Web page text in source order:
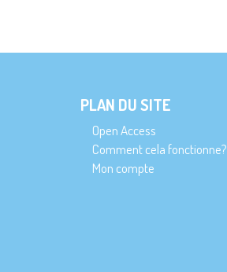
PLAN DU SITE
Open Access
Comment cela fonctionne?
Mon compte